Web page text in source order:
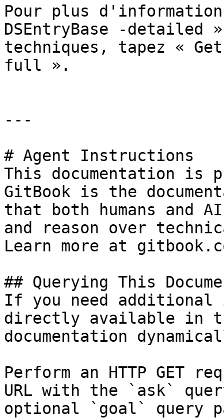
Pour plus
DSEntryBase -detailed
techniques, tapez «
full ».
---
# Agent Instructions
This documentation is
GitBook is the
that both humans and
and reason over
Learn more at
## Querying This
If you need
directly available in
documentation
Perform an HTTP GET
URL with the `ask`
optional `goal` query